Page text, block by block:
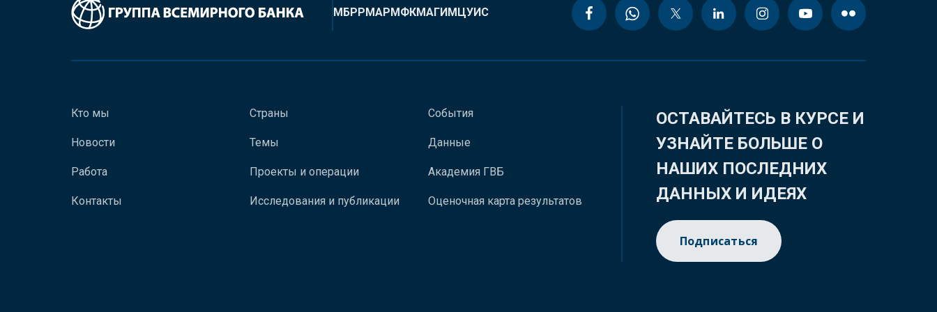
МБРРМАРМФКМАГИМЦУИС
Кто мы
Новости
Работа
Контакты
Страны
Темы
Проекты и операции
Исследования и публикации
События
Данные
Академия ГВБ
Оценочная карта результатов
ОСТАВАЙТЕСЬ В КУРСЕ И
УЗНАЙТЕ БОЛЬШЕ О
НАШИХ ПОСЛЕДНИХ
ДАННЫХ И ИДЕЯХ
Подписаться